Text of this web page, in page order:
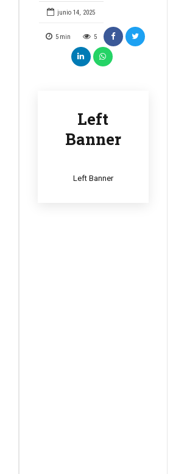
junio 14, 2025
5 min 5
Left
Banner
Left Banner